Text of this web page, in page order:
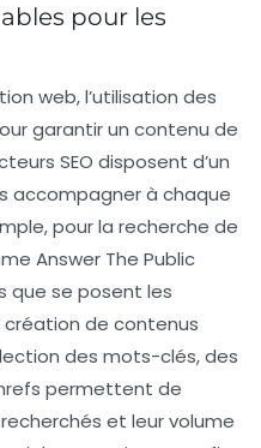
pour les
web, l’utilisation des
garantir un contenu de
SEO disposent d’un
accompagner à chaque
pour la recherche de
Answer The Public
que se posent les
de contenus
des mots-clés, des
permettent de
et leur volume